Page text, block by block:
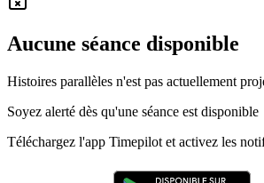
Aucune séance disponible
Histoires parallèles n'est pas actuellement
Soyez alerté dès qu'une séance est disponible
Téléchargez l'app Timepilot et activez les